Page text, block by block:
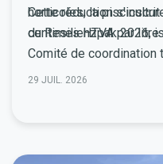
horticoles, la
centimes HTVA par litre
Cette réduction s'inscrit
du Resilienzpak2026,
Comité de coordination
et adopté par la
2026. Elle vise à
29 JUIL. 2026